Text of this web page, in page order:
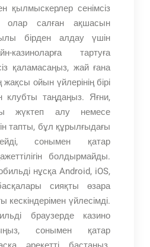
қылмыскерлер сенімсіз
олар салған ақшасын
бірден алдау үшін
казиноларға тартуға
қаламасаңыз, жай ғана
жақсы ойын үйлерінің бірі
клубты таңдаңыз. Яғни,
жүктеп алу немесе
тапты, бұл құрылғыдағы
сонымен қатар
болдырмайды.
нұсқа Android, iOS,
сияқты өзара
кескіндерімен үйлесімді.
браузерде казино
сонымен қатар